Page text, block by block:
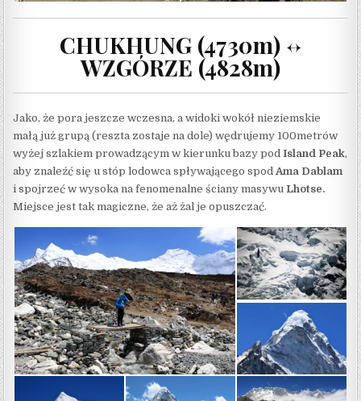
CHUKHUNG (4730m) <->
WZGÓRZE (4828m)
Jako, że pora jeszcze wczesna, a widoki wokół nieziemskie
małą już grupą (reszta zostaje na dole) wędrujemy 100metrów
wyżej szlakiem prowadzącym w kierunku bazy podIsland Peak,
aby znaleźć się u stóp lodowca spływającego spod Ama Dablam
i spojrzeć w wysoka na fenomenalne ściany masywuLhotse.
Miejsce jest tak magiczne, że aż żal je opuszczać.